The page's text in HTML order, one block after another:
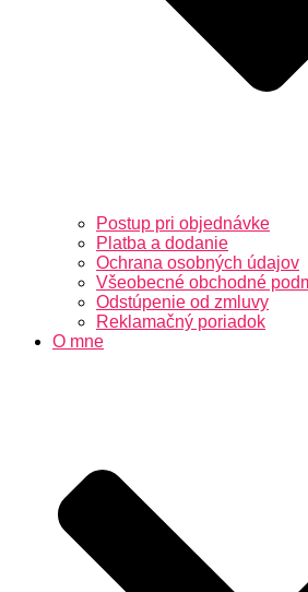
Postup pri objednávke
Platba a dodanie
Ochrana osobných údajov
Všeobecné obchodné
Odstúpenie od zmluvy
Reklamačný poriadok
O mne